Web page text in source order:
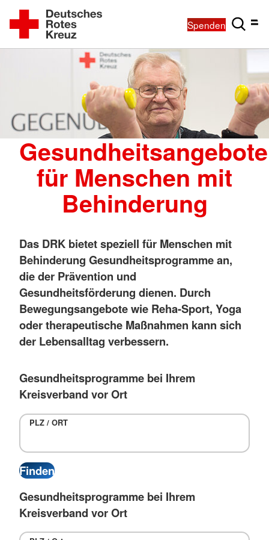
Spenden
Gesundheitsangebote
für Menschen mit
Behinderung
Das DRK bietet speziell für Menschen mit
Behinderung Gesundheitsprogramme an,
die der Prävention und
Gesundheitsförderung dienen. Durch
Bewegungsangebote wie Reha-Sport, Yoga
oder therapeutische Maßnahmen kann sich
der Lebensalltag verbessern.
Gesundheitsprogramme bei Ihrem
Kreisverband vor Ort
PLZ / ORT
Gesundheitsprogramme bei Ihrem
Kreisverband vor Ort